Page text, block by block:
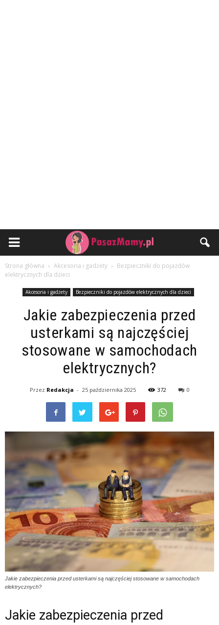
Strona główna Akcesoria i gadżety
Bezpieczniki do pojazdów
elektrycznych dla dzieci
Akcesoria i gadżety Bezpieczniki do pojazdów elektrycznych dla dzieci
Jakie zabezpieczenia przed
usterkami są najczęściej
stosowane w samochodach
elektrycznych?
Przez Redakcja - 25 października 2025 372 0
Jakie zabezpieczenia przed usterkami są najczęściej stosowane w samochodach
elektrycznych?
Jakie zabezpieczenia przed